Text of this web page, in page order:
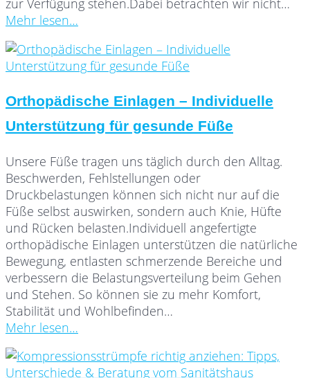
zur Verfügung stehen.Dabei betrachten wir nicht…
Mehr lesen…
Orthopädische Einlagen – Individuelle
Unterstützung für gesunde Füße
Unsere Füße tragen uns täglich durch den Alltag.
Beschwerden, Fehlstellungen oder
Druckbelastungen können sich nicht nur auf die
Füße selbst auswirken, sondern auch Knie, Hüfte
und Rücken belasten.Individuell angefertigte
orthopädische Einlagen unterstützen die natürliche
Bewegung, entlasten schmerzende Bereiche und
verbessern die Belastungsverteilung beim Gehen
und Stehen. So können sie zu mehr Komfort,
Stabilität und Wohlbefinden…
Mehr lesen…